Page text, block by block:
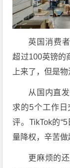
英国消费
超过100英镑的
上来了，但是
从国内直
求的5个工作
评。TikTok的
量降权，辛苦做
更麻烦的